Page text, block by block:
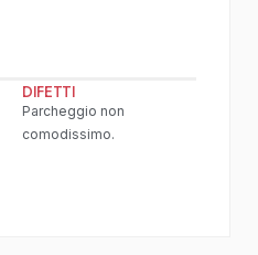
DIFETTI
Parcheggio non
comodissimo.